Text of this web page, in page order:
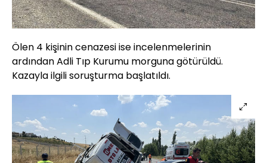
Ölen 4 kişinin cenazesi ise incelenmelerinin
ardından Adli Tıp Kurumu morguna götürüldü.
Kazayla ilgili soruşturma başlatıldı.